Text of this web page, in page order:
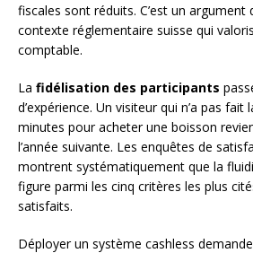
fiscales sont réduits. C’est un argument
contexte réglementaire suisse qui
comptable.
La fidélisation des participants
d’expérience. Un visiteur qui n’a pas fait
minutes pour acheter une boisson
l’année suivante. Les enquêtes de
montrent systématiquement que la
figure parmi les cinq critères les plus
satisfaits.
Déployer un système cashless